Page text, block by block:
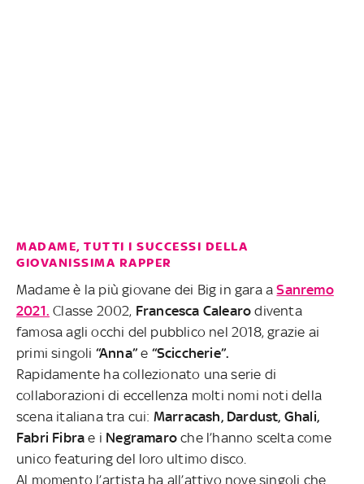
MADAME, TUTTI I SUCCESSI DELLA
GIOVANISSIMA RAPPER
Madame è la più giovane dei Big in gara aSanremo
2021. Classe 2002, Francesca Calearo diventa
famosa agli occhi del pubblico nel 2018, grazie ai
primi singoli “Anna”e “Sciccherie”.
Rapidamente ha collezionato una serie di
collaborazioni di eccellenza molti nomi noti della
scena italiana tra cui: Marracash, Dardust, Ghali,
Fabri Fibrae i Negramaro che l’hanno scelta come
unico featuring del loro ultimo disco.
Al momento l’artista ha all’attivo nove singoli che